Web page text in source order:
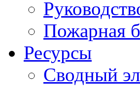
Пожарная
Ресурсы
Сводный